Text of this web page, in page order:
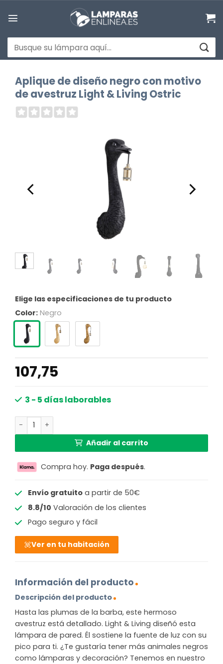
Buscar
por:
Aplique de diseño negro con motivo
de avestruz Light & Living Ostric
Elige las especificaciones de tu producto
Color: Negro
107,75
3 - 5 días laborables
Aplique de diseño negro con motivo de avestruz Light &
Añadir al carrito
Compra hoy. Paga después.
Envío gratuitoa partir de 50€
8.8/10 Valoración de los clientes
Pago seguro y fácil
Ver en tu habitación
Información del producto
Descripción del producto
Hasta las plumas de la barba, este hermoso
avestruz está detallado. Light & Living diseñó esta
lámpara de pared. Él sostiene la fuente de luz con su
pico para ti. ¿Te gustaría tener más animales negros
como lámparas y decoración? Tenemos en nuestro